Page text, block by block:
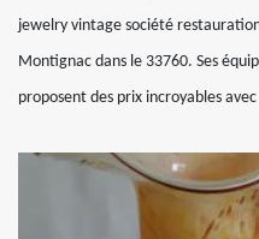
jewelry vintage société
Montignac dans le 33760. Ses
proposent des prix incroyables